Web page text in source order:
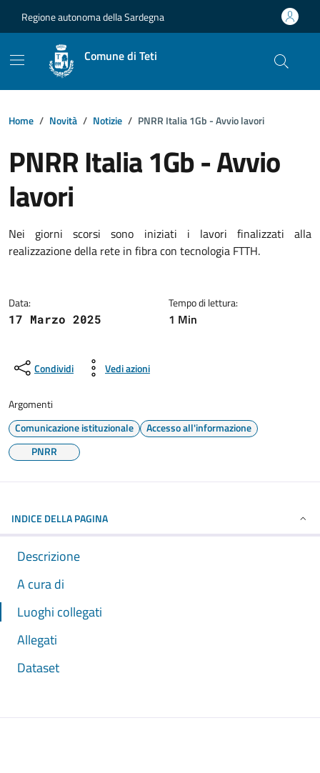
Regione autonoma della Sardegna
Comune di Teti
Home Novità Notizie PNRR Italia 1Gb - Avvio lavori
PNRR Italia 1Gb - Avvio
lavori
Dettagli della notizia
Nei giorni scorsi sono iniziati i lavori finalizzati alla
realizzazione della rete in fibra con tecnologia FTTH.
Data:
17 Marzo 2025
Tempo di lettura:
1 Min
Condividi Vedi azioni
Argomenti
Comunicazione istituzionale
Accesso all'informazione
PNRR
INDICE DELLA PAGINA
Descrizione
A cura di
Luoghi collegati
Allegati
Dataset